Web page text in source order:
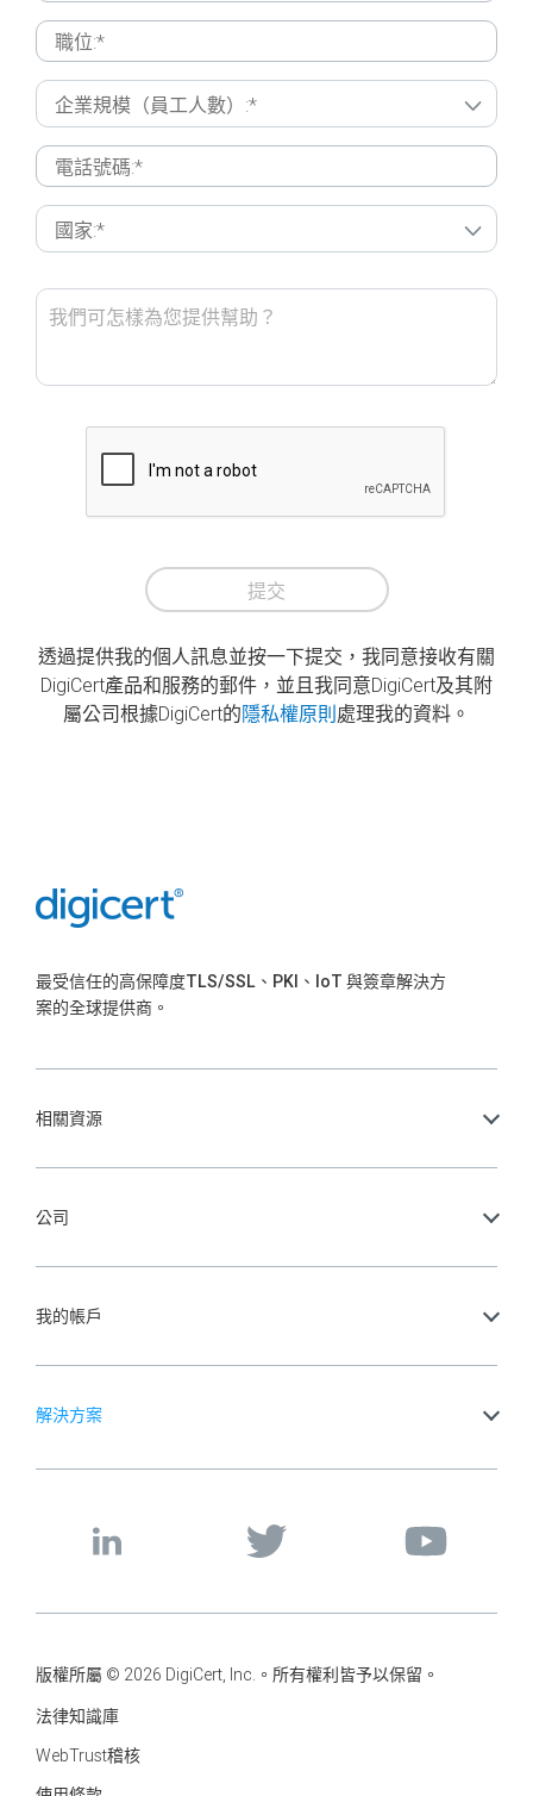
提交
透過提供我的個人訊息並按一下提交，我同意接收有關
DigiCert產品和服務的郵件，並且我同意DigiCert及其附
屬公司根據DigiCert的隱私權原則 處理我的資料。
最受信任的高保障度TLS/SSL、PKI、IoT 與簽章解決方
案的全球提供商。
相關資源
公司
我的帳戶
解決方案
版權所屬 © 2026 DigiCert, Inc.。所有權利皆予以保留。
法律知識庫
WebTrust稽核